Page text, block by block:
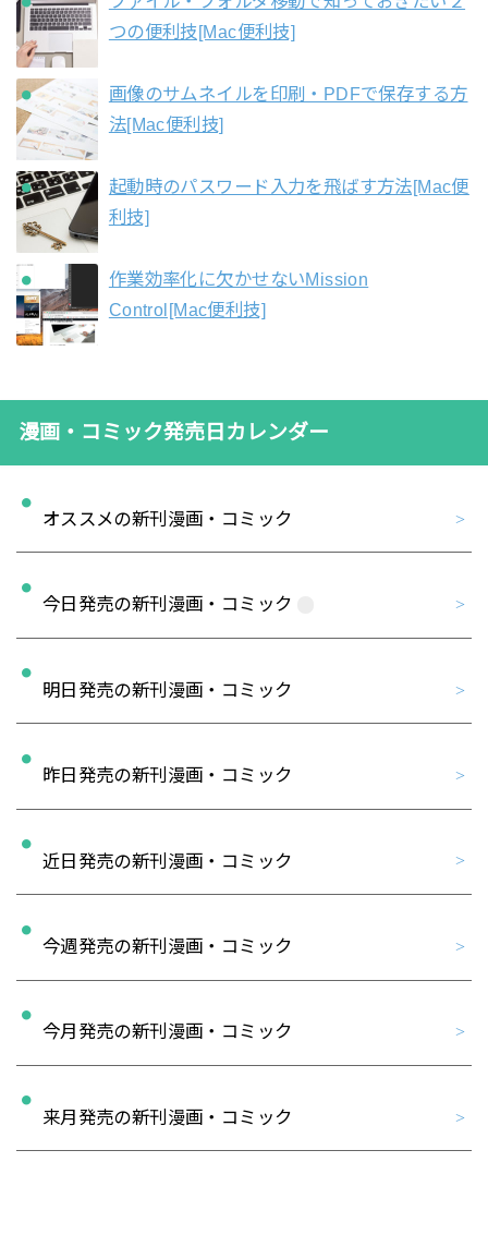
つの便利技[Mac便利技]
画像のサムネイルを印刷・PDFで保存する方
法[Mac便利技]
起動時のパスワード入力を飛ばす方法[Mac便
利技]
作業効率化に欠かせないMission
Control[Mac便利技]
漫画・コミック発売日カレンダー
オススメの新刊漫画・コミック
今日発売の新刊漫画・コミック
明日発売の新刊漫画・コミック
昨日発売の新刊漫画・コミック
近日発売の新刊漫画・コミック
今週発売の新刊漫画・コミック
今月発売の新刊漫画・コミック
来月発売の新刊漫画・コミック